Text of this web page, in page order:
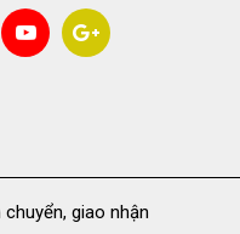
giao nhận